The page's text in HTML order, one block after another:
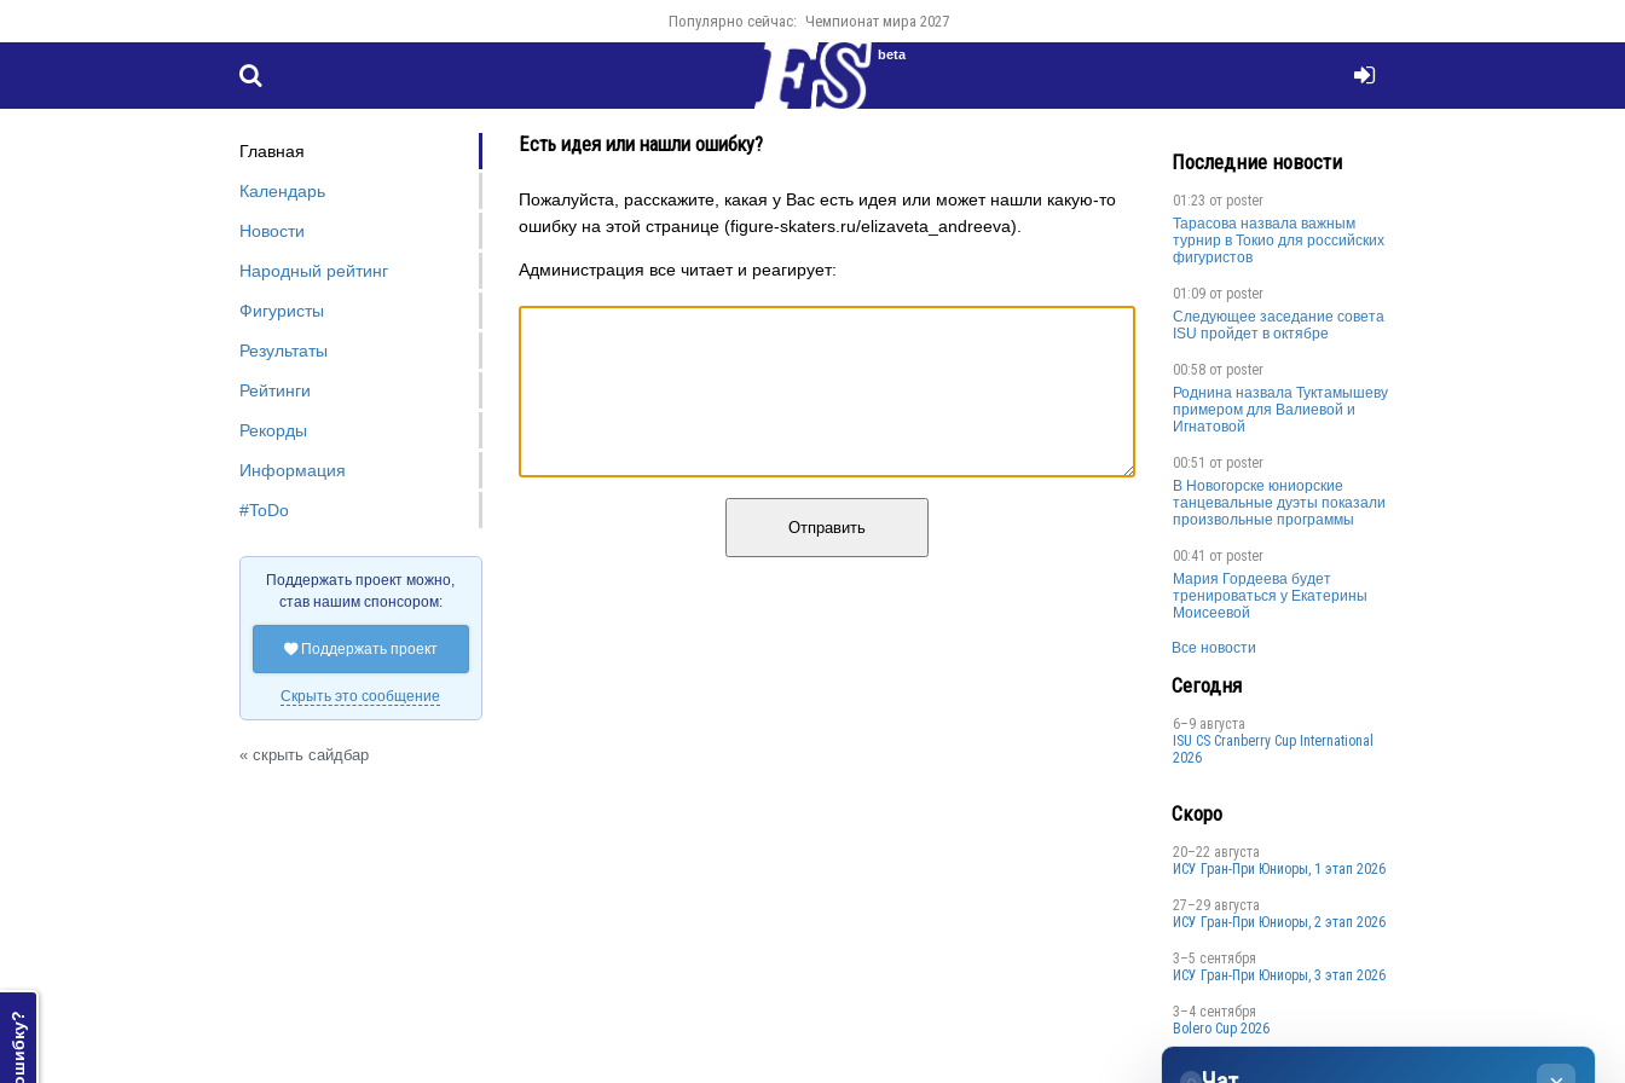
Популярно сейчас: Чемпионат мира 2027
 
beta
Есть идея или нашли ошибку?
Пожалуйста, расскажите, какая у Вас есть идея или может нашли какую-то
ошибку на этой странице (figure-skaters.ru/elizaveta_andreeva).
Администрация все читает и реагирует:
Отправить
Главная
Календарь
Новости
Народный рейтинг
Фигуристы
Результаты
Рейтинги
Рекорды
Информация
#ToDo
Поддержать проект можно,
став нашим спонсором:
Поддержать проект
Скрыть это сообщение
« скрыть сайдбар
Последние новости
01:23 от poster
Тарасова назвала важным
турнир в Токио для российских
фигуристов
01:09 от poster
Следующее заседание совета
ISU пройдет в октябре
00:58 от poster
Роднина назвала Туктамышеву
примером для Валиевой и
Игнатовой
00:51 от poster
В Новогорске юниорские
танцевальные дуэты показали
произвольные программы
00:41 от poster
Мария Гордеева будет
тренироваться у Екатерины
Моисеевой
Все новости
Сегодня
6–9 августа
ISU CS Cranberry Cup International
2026
Скоро
20–22 августа
ИСУ Гран-При Юниоры, 1 этап 2026
27–29 августа
ИСУ Гран-При Юниоры, 2 этап 2026
3–5 сентября
ИСУ Гран-При Юниоры, 3 этап 2026
3–4 сентября
Bolero Cup 2026